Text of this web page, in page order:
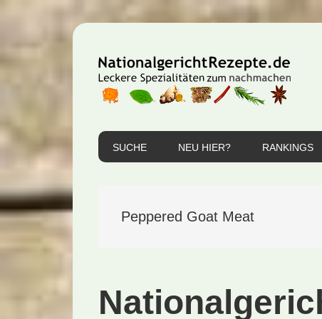
Hauptnavigation
SUCHE NEU HIER? RANKINGS
Peppered Goat Meat